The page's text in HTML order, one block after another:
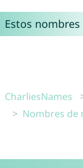
Estos
CharliesNames
Nombres de